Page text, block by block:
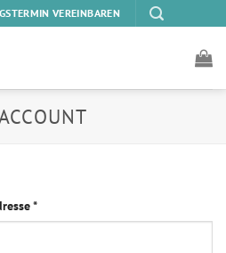
VEREINBAREN
*